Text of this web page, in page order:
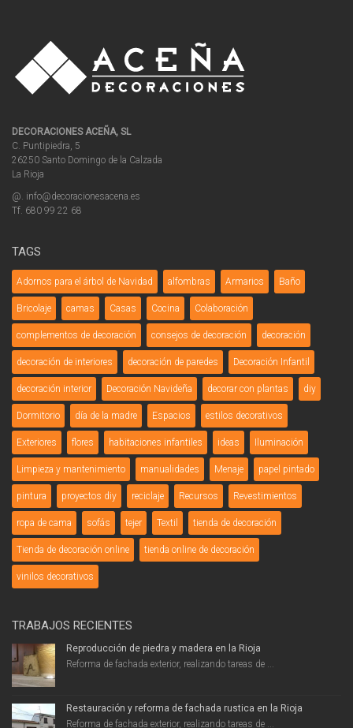
DECORACIONES ACEÑA, SL
C. Puntipiedra, 5
26250 Santo Domingo de la Calzada
La Rioja
@. info@decoracionesacena.es
Tf. 680 99 22 68
TAGS
Adornos para el árbol de Navidad alfombras Armarios Baño
Bricolaje camas Casas Cocina Colaboración
complementos de decoración consejos de decoración decoración
decoración de interiores decoración de paredes Decoración Infantil
decoración interior Decoración Navideña decorar con plantas diy
Dormitorio día de la madre Espacios estilos decorativos
Exteriores flores habitaciones infantiles ideas Iluminación
Limpieza y mantenimiento manualidades Menaje papel pintado
pintura proyectos diy reciclaje Recursos Revestimientos
ropa de cama sofás tejer Textil tienda de decoración
Tienda de decoración online tienda online de decoración
vinilos decorativos
TRABAJOS RECIENTES
Reproducción de piedra y madera en la Rioja
Reforma de fachada exterior, realizando tareas de ...
Restauración y reforma de fachada rustica en la Rioja
Reforma de fachada exterior, realizando tareas de ...